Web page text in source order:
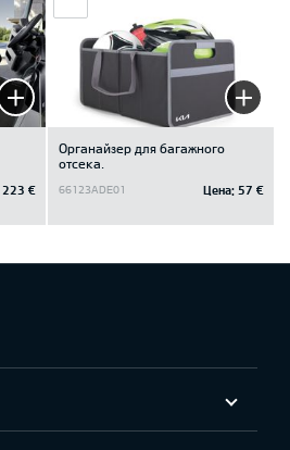
223 €
Oрганайзер для багажного
отсека.
66123ADE01 Цена: 57 €